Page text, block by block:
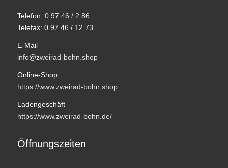
Telefon: 0 97 46 / 2 86
Telefax: 0 97 46 / 12 73
E-Mail
info@zweirad-bohn.shop
Online-Shop
https://www.zweirad-bohn.shop
Ladengeschäft
https://www.zweirad-bohn.de/
Öffnungszeiten